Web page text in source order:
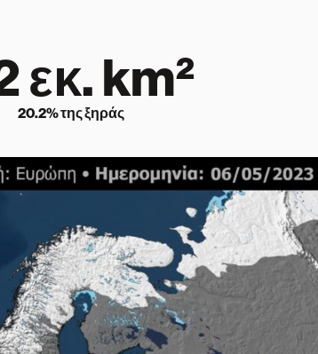
εκ. km²
20.2% της ξηράς